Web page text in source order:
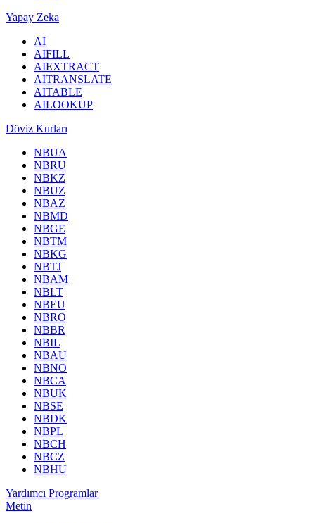
Yapay Zeka
AI
AIFILL
AIEXTRACT
AITRANSLATE
AITABLE
AILOOKUP
Döviz Kurları
NBUA
NBRU
NBKZ
NBUZ
NBAZ
NBMD
NBGE
NBTM
NBKG
NBTJ
NBAM
NBLT
NBEU
NBRO
NBBR
NBIL
NBAU
NBNO
NBCA
NBUK
NBSE
NBDK
NBPL
NBCH
NBCZ
NBHU
Yardımcı Programlar
Metin